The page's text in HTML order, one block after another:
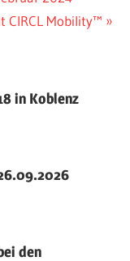
CIRCL Mobility™
in Koblenz
den